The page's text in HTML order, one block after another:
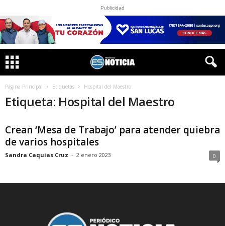
Publicidad
Página Principal Etiquetas Hospital del Maestro
Etiqueta: Hospital del Maestro
Crean ‘Mesa de Trabajo’ para atender quiebra
de varios hospitales
Sandra Caquias Cruz - 2 enero 2023 0